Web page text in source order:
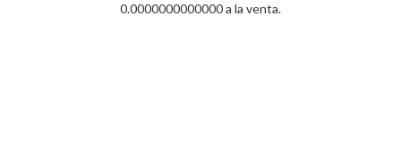
0.0000000000000 a la venta.